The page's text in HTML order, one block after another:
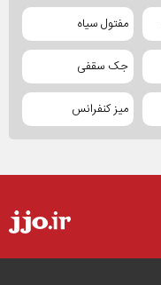
مفتول سیاه
جک سقفی
میز کنفرانس